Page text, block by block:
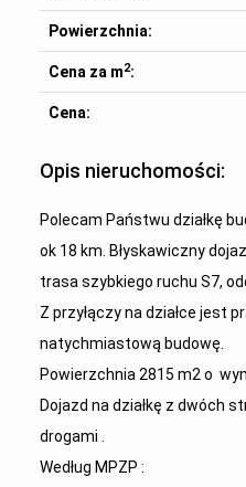
Powierzchnia:
Cena za m2:
Cena:
Opis nieruchomości:
Polecam Państwu działkę
ok 18 km. Błyskawiczny
trasa szybkiego ruchu S7,
Z przyłączy na działce jest
natychmiastową budowę.
Powierzchnia 2815 m2 o
Dojazd na działkę z dwóch
drogami .
Według MPZP :